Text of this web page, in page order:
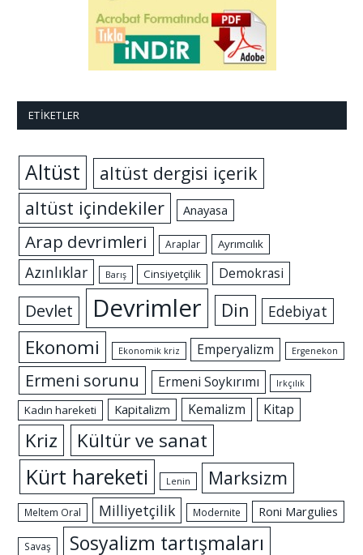
ETIKETLER
Altüst
altüst dergisi içerik
altüst içindekiler
Anayasa
Arap devrimleri Araplar Ayrımcılık
Azınlıklar Barış Cinsiyetçilik Demokrasi
Devlet Devrimler Din Edebiyat
Ekonomi Ekonomik kriz Emperyalizm Ergenekon
Ermeni sorunu Ermeni Soykırımı Irkçılık
Kadın hareketi Kapitalizm Kemalizm Kitap
Kriz Kültür ve sanat
Kürt hareketi Lenin Marksizm
Meltem Oral Milliyetçilik Modernite Roni Margulies
Savaş Sosyalizm tartışmaları